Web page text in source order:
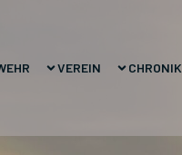
VEREIN CHRONIK